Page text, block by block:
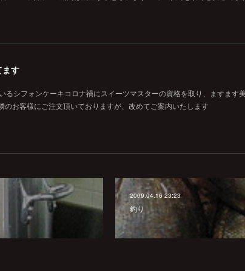
ます
るシフォンケーキコロナ禍にスイーツマスターの資格を取り、ますます
のお客様にご注文頂いておりますが、改めてご案内いたします
2009.04.16 23:23
釣り